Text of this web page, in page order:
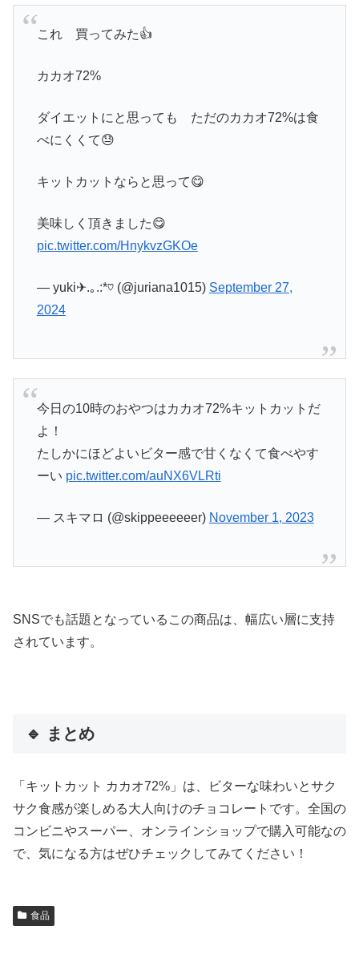
これ 買ってみた👍
カカオ72%
ダイエットにと思っても ただのカカオ72%は食
べにくくて😓
キットカットならと思って😋
美味しく頂きました😋
pic.twitter.com/HnykvzGKOe
— yuki✈.｡.:*♡ (@juriana1015) September 27,
2024
今日の10時のおやつはカカオ72%キットカットだ
よ！
たしかにほどよいビター感で甘くなくて食べやす
ーい pic.twitter.com/auNX6VLRti
— スキマロ (@skippeeeeeer) November 1, 2023
SNSでも話題となっているこの商品は、幅広い層に支持
されています。
🔹 まとめ
「キットカット カカオ72%」は、ビターな味わいとサク
サク食感が楽しめる大人向けのチョコレートです。全国の
コンビニやスーパー、オンラインショップで購入可能なの
で、気になる方はぜひチェックしてみてください！
食品